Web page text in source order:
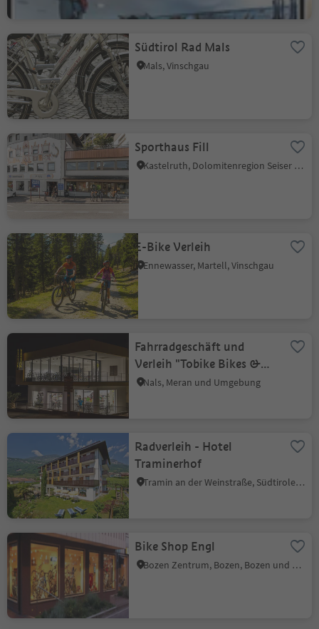
Südtirol Rad Mals
Mals, Vinschgau
Sporthaus Fill
Kastelruth, Dolomitenregion Seiser Alm
E-Bike Verleih
Ennewasser, Martell, Vinschgau
Fahrradgeschäft und
Verleih "Tobike Bikes &
Service"
Nals, Meran und Umgebung
Radverleih - Hotel
Traminerhof
Tramin an der Weinstraße, Südtiroler Weinstraße
Bike Shop Engl
Bozen Zentrum, Bozen, Bozen und Umgebung